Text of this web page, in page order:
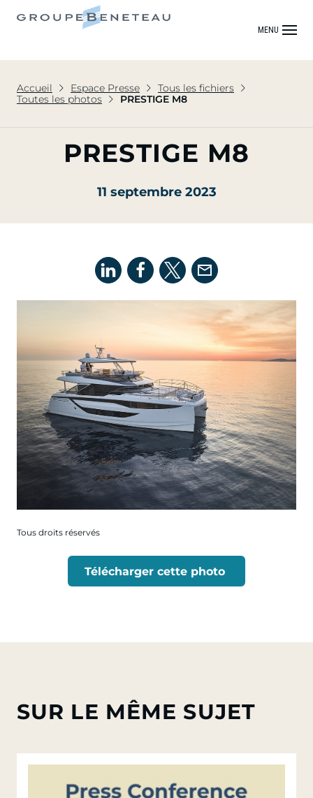
MENU
Accueil Espace Presse
Tous les fichiers
Toutes les photos
PRESTIGE M8
PRESTIGE M8
11 septembre 2023
Tous droits réservés
Télécharger cette photo
SUR LE MÊME SUJET